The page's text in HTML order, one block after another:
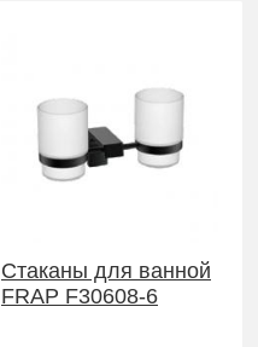
Стаканы для ванной
FRAP F30608-6